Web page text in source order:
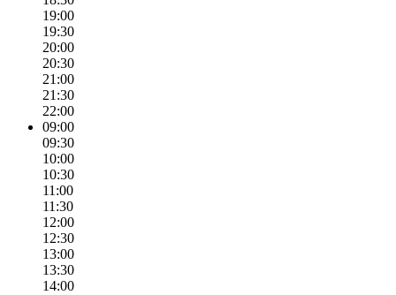
19:00
19:30
20:00
20:30
21:00
21:30
22:00
09:00
09:30
10:00
10:30
11:00
11:30
12:00
12:30
13:00
13:30
14:00